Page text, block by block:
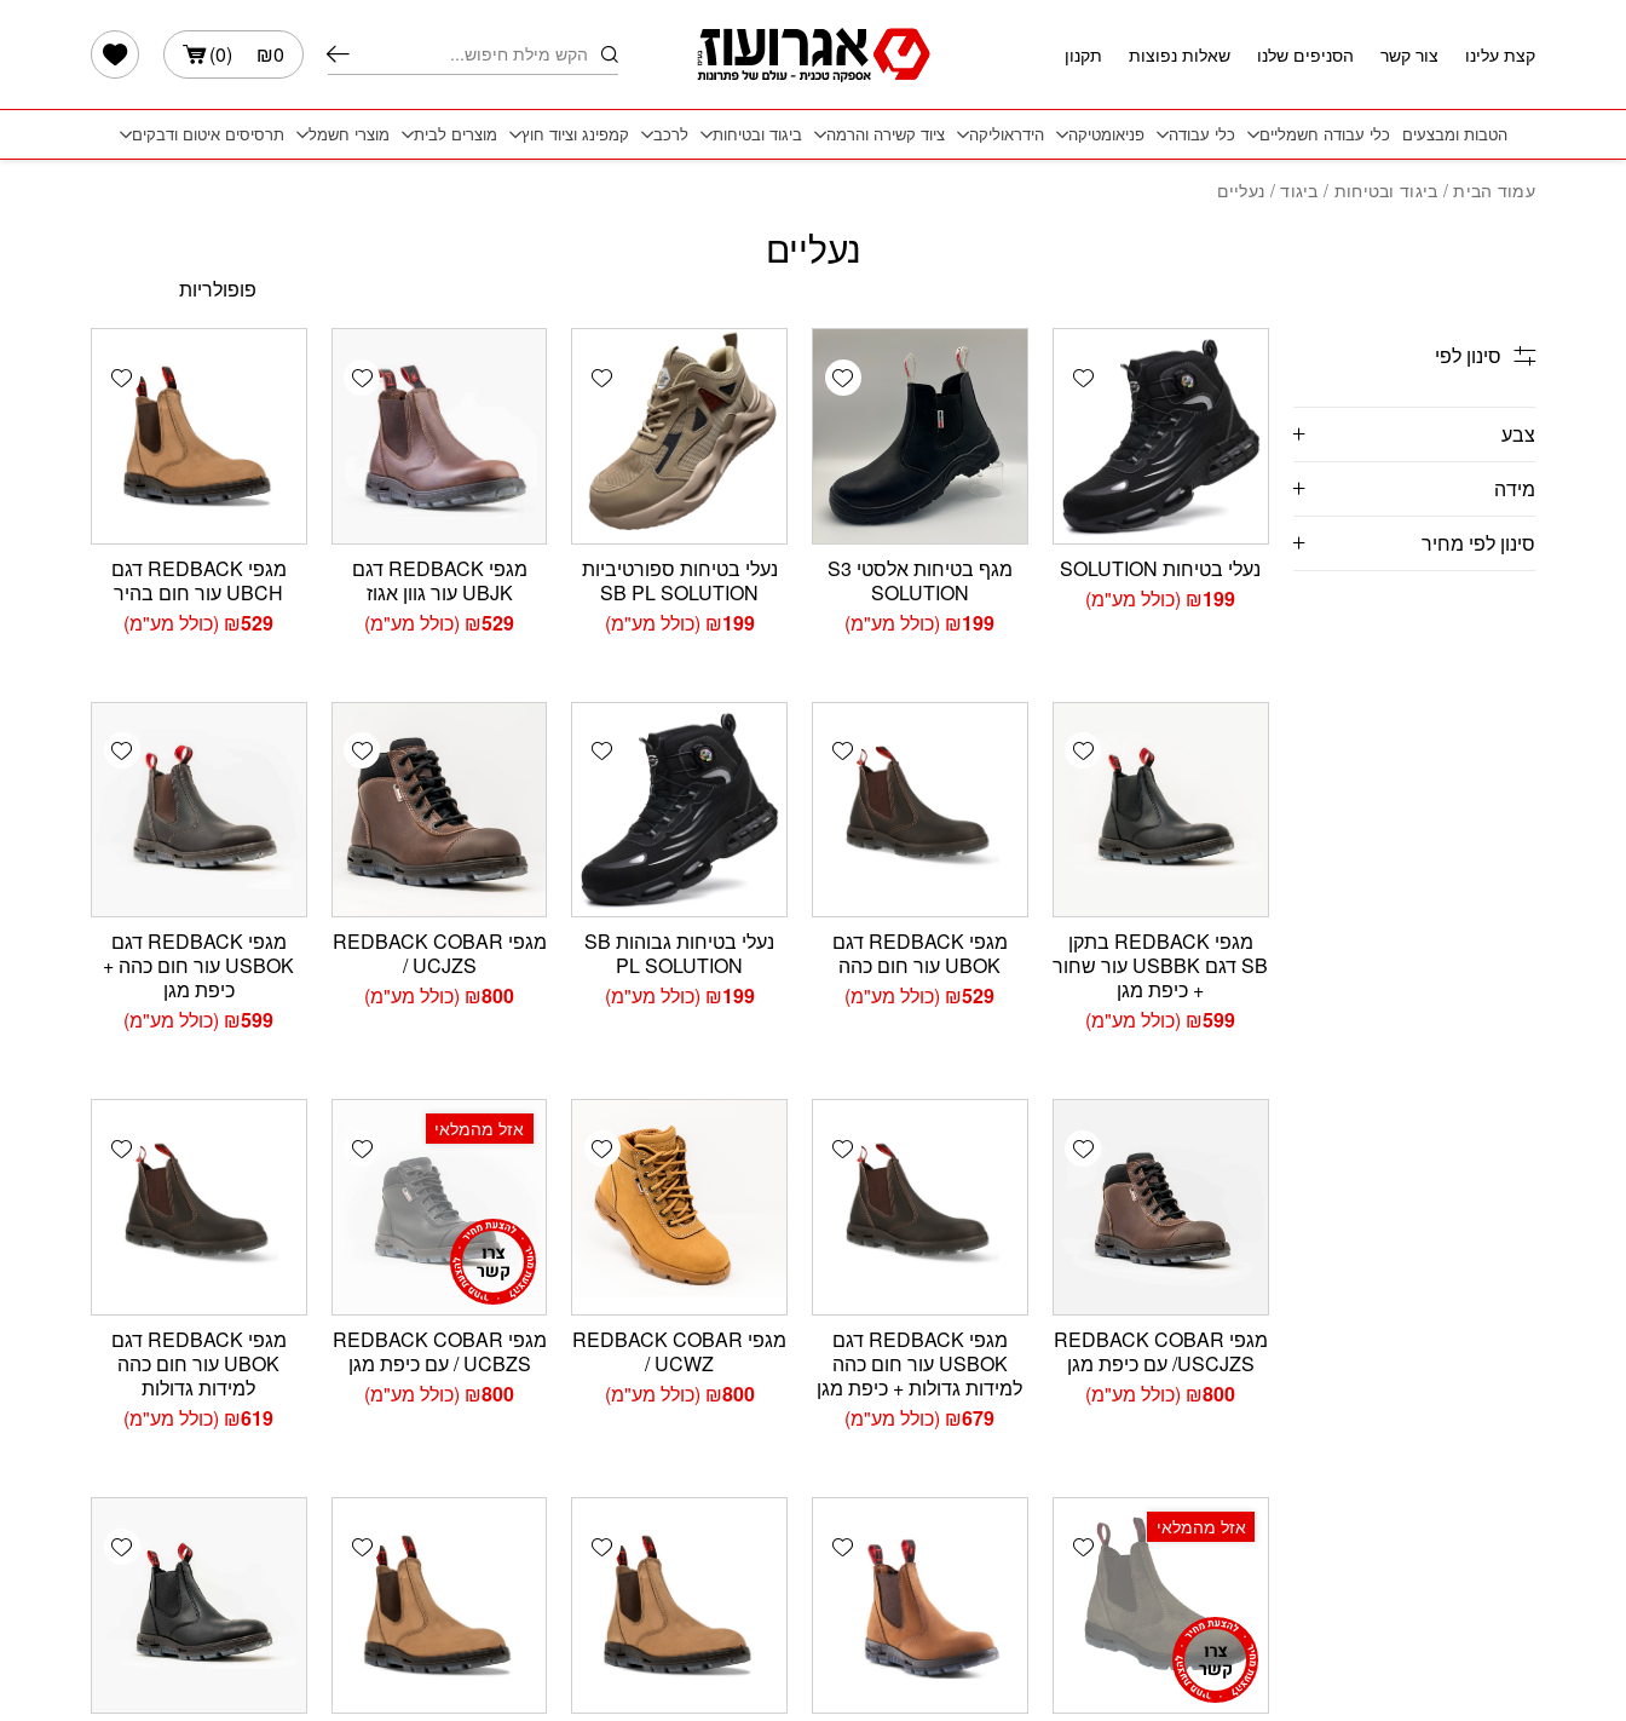
חיפוש
₪0
(
0
)
קצת עלינו
צור קשר הסניפים שלנו שאלות נפוצות תקנון
הטבות ומבצעים כלי עבודה חשמליים כלי עבודה פניאומטיקה הידראוליקה ציוד קשירה והרמה ביגוד ובטיחות לרכב קמפינג וציוד חוץ מוצרים לבית מוצרי חשמל תרסיסים איטום ודבקים
עמוד הבית/ ביגוד ובטיחות / ביגוד/ נעליים
נעליים
סינון לפי
צבע
מידה
סינון לפי מחיר
Add wishlist
נעלי בטיחות SOLUTION
₪199 (כולל מע"מ)
Add wishlist
מגף בטיחות אלסטי S3
SOLUTION
₪199 (כולל מע"מ)
Add wishlist
נעלי בטיחות ספורטיביות
SB PL SOLUTION
₪199 (כולל מע"מ)
Add wishlist
מגפי REDBACK דגם
UBJK עור גוון אגוז
₪529 (כולל מע"מ)
Add wishlist
מגפי REDBACK דגם
UBCH עור חום בהיר
₪529 (כולל מע"מ)
Add wishlist
מגפי REDBACK בתקן
SB דגם USBBK עור שחור
+ כיפת מגן
₪599 (כולל מע"מ)
Add wishlist
מגפי REDBACK דגם
UBOK עור חום כהה
₪529 (כולל מע"מ)
Add wishlist
נעלי בטיחות גבוהות SB
PL SOLUTION
₪199 (כולל מע"מ)
Add wishlist
מגפי REDBACK COBAR
/ UCJZS
₪800 (כולל מע"מ)
Add wishlist
מגפי REDBACK דגם
USBOK עור חום כהה +
כיפת מגן
₪599 (כולל מע"מ)
Add wishlist
מגפי REDBACK COBAR
/USCJZS עם כיפת מגן
₪800 (כולל מע"מ)
Add wishlist
מגפי REDBACK דגם
USBOK עור חום כהה
למידות גדולות + כיפת מגן
₪679 (כולל מע"מ)
Add wishlist
מגפי REDBACK COBAR
/ UCWZ
₪800 (כולל מע"מ)
Add wishlist אזל מהמלאי
מגפי REDBACK COBAR
/ UCBZS עם כיפת מגן
₪800 (כולל מע"מ)
Add wishlist
מגפי REDBACK דגם
UBOK עור חום כהה
למידות גדולות
₪619 (כולל מע"מ)
Add wishlist אזל מהמלאי Add wishlist
Add wishlist
Add wishlist
Add wishlist